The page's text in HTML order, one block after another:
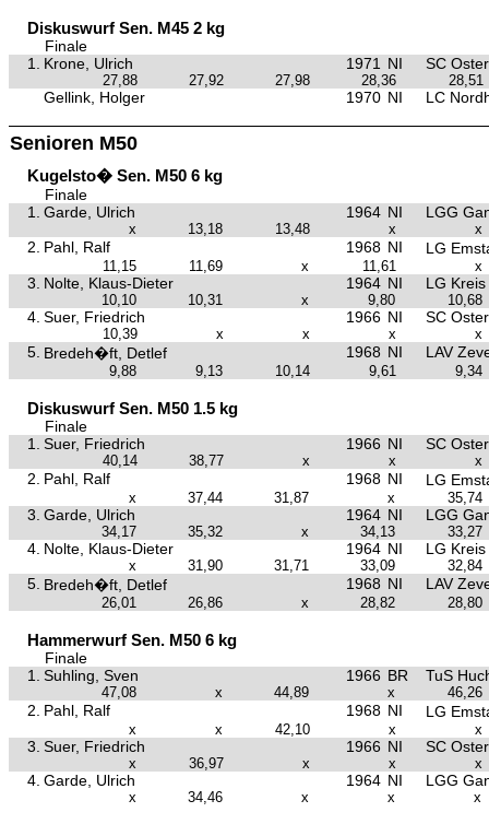
Diskuswurf Sen. M45 2 kg
Finale
1.
Krone, Ulrich 1971 NI SC
27,88 27,92 27,98 28,36 28,51
Gellink, Holger 1970 NI LC
Senioren M50
Kugelsto� Sen. M50 6 kg
Finale
1.
Garde, Ulrich 1964 NI LGG
x 13,18 13,48 x x
2. Pahl, Ralf 1968 NI LG
11,15 11,69 x 11,61 x
3. Nolte, Klaus-Dieter 1964 NI LG
10,10 10,31 x 9,80 10,68
4. Suer, Friedrich 1966 NI SC
10,39 x x x x
5. Bredeh�ft, Detlef 1968 NI LAV
9,88 9,13 10,14 9,61 9,34
Diskuswurf Sen. M50 1.5 kg
Finale
1.
Suer, Friedrich 1966 NI SC
40,14 38,77 x x x
2. Pahl, Ralf 1968 NI LG
x 37,44 31,87 x 35,74
3. Garde, Ulrich 1964 NI LGG
34,17 35,32 x 34,13 33,27
4. Nolte, Klaus-Dieter 1964 NI LG
x 31,90 31,71 33,09 32,84
5. Bredeh�ft, Detlef 1968 NI LAV
26,01 26,86 x 28,82 28,80
Hammerwurf Sen. M50 6 kg
Finale
1.
Suhling, Sven 1966 BR TuS
47,08 x 44,89 x 46,26
2. Pahl, Ralf 1968 NI LG
x x 42,10 x x
3. Suer, Friedrich 1966 NI SC
x 36,97 x x x
4. Garde, Ulrich 1964 NI LGG
x 34,46 x x x